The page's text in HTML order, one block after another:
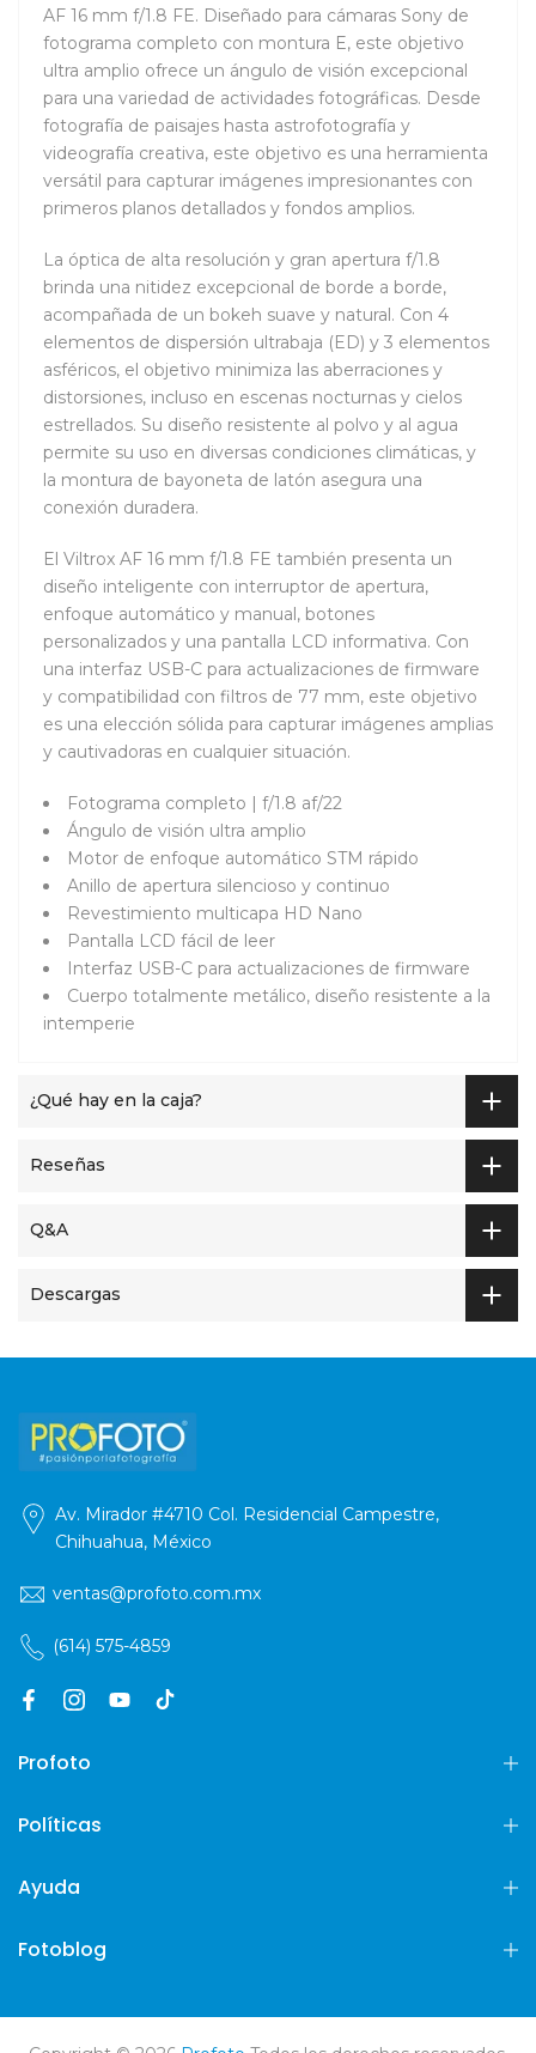
AF 16 mm f/1.8 FE. Diseñado para cámaras Sony de
fotograma completo con montura E, este objetivo
ultra amplio ofrece un ángulo de visión excepcional
para una variedad de actividades fotográficas. Desde
fotografía de paisajes hasta astrofotografía y
videografía creativa, este objetivo es una herramienta
versátil para capturar imágenes impresionantes con
primeros planos detallados y fondos amplios.
La óptica de alta resolución y gran apertura f/1.8
brinda una nitidez excepcional de borde a borde,
acompañada de un bokeh suave y natural. Con 4
elementos de dispersión ultrabaja (ED) y 3 elementos
asféricos, el objetivo minimiza las aberraciones y
distorsiones, incluso en escenas nocturnas y cielos
estrellados. Su diseño resistente al polvo y al agua
permite su uso en diversas condiciones climáticas, y
la montura de bayoneta de latón asegura una
conexión duradera.
El Viltrox AF 16 mm f/1.8 FE también presenta un
diseño inteligente con interruptor de apertura,
enfoque automático y manual, botones
personalizados y una pantalla LCD informativa. Con
una interfaz USB-C para actualizaciones de firmware
y compatibilidad con filtros de 77 mm, este objetivo
es una elección sólida para capturar imágenes amplias
y cautivadoras en cualquier situación.
Fotograma completo | f/1.8 af/22
Ángulo de visión ultra amplio
Motor de enfoque automático STM rápido
Anillo de apertura silencioso y continuo
Revestimiento multicapa HD Nano
Pantalla LCD fácil de leer
Interfaz USB-C para actualizaciones de firmware
Cuerpo totalmente metálico, diseño resistente a la
intemperie
¿Qué hay en la caja?
Reseñas
Q&A
Descargas
Av. Mirador #4710 Col. Residencial Campestre,
Chihuahua, México
ventas@profoto.com.mx
(614) 575-4859
Profoto
Políticas
Ayuda
Fotoblog